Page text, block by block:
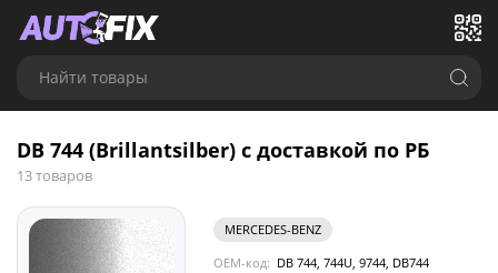
Найти товары
DB 744 (Brillantsilber) с доставкой по РБ
13 товаров
MERCEDES-BENZ
OEM-код: DB 744, 744U, 9744, DB744